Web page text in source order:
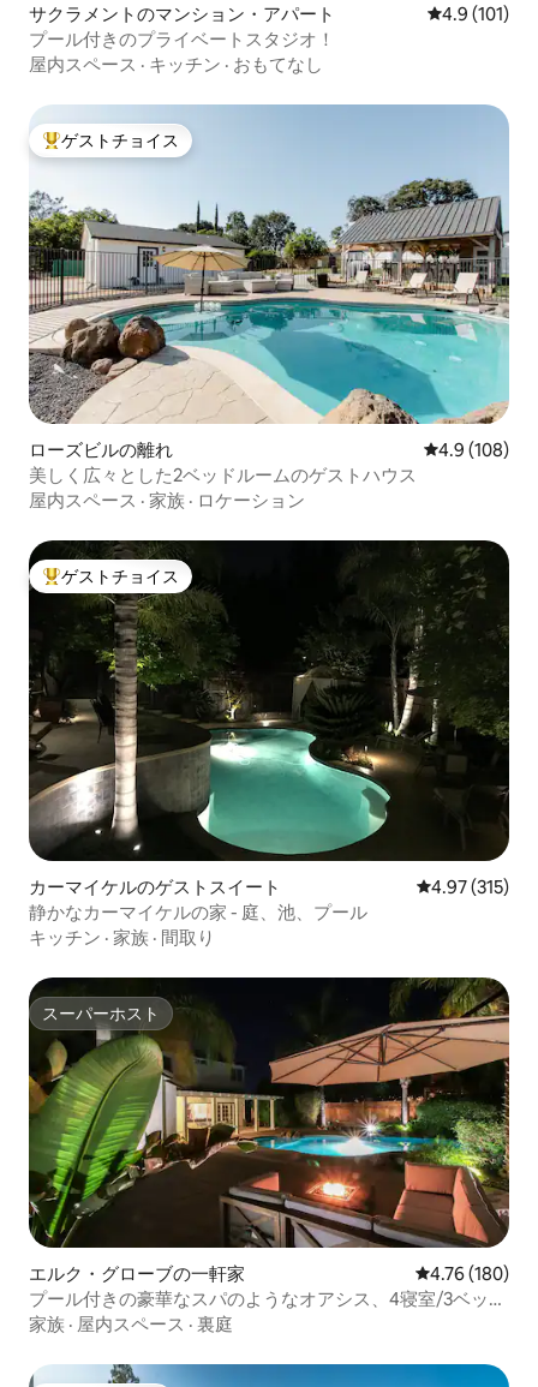
サクラメントのマンション・アパート レビュー101
4.9 (101)
プール付きのプライベートスタジオ！
屋内スペース · キッチン · おもてなし
大好評のゲストチョイスです。
ゲストチョイス
ローズビルの離れ レビュー108
4.9 (108)
美しく広々とした2ベッドルームのゲストハウス
屋内スペース · 家族 · ロケーション
大好評のゲストチョイスです。
ゲストチョイス
カーマイケルのゲストスイート レビュー315
4.97 (315)
静かなカーマイケルの家 - 庭、池、プール
キッチン · 家族 · 間取り
スーパーホスト
スーパーホスト
エルク・グローブの一軒家 レビュー180
4.76 (180)
プール付きの豪華なスパのようなオアシス、4寝室/3ベッド
ルーム、ジム
家族 · 屋内スペース · 裏庭